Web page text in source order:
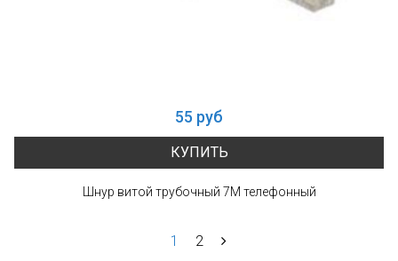
55 руб
КУПИТЬ
Шнур витой трубочный 7М телефонный
1 2